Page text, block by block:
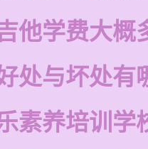
他学费大概
处与坏处有
素养培训学